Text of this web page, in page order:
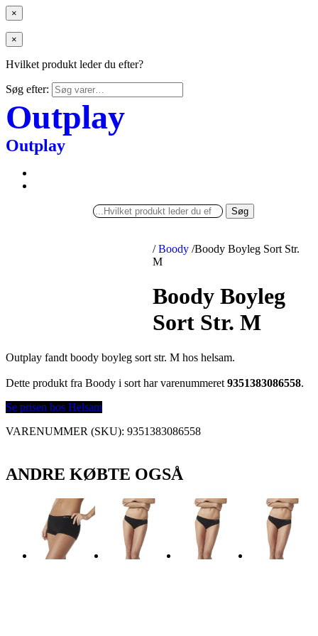
×
×
Hvilket produkt leder du efter?
Søg efter:
Outplay
Outplay
Søg
/ Boody /Boody Boyleg Sort Str.
M
Boody Boyleg
Sort Str. M
Outplay fandt boody boyleg sort str. M hos helsam.
Dette produkt fra Boody i sort har varenummeret 9351383086558.
Se prisen hos Helsam
VARENUMMER (SKU): 9351383086558
ANDRE KØBTE OGSÅ